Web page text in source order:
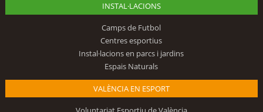
INSTAL·LACIONS
Camps de Futbol
Centres esportius
Instal·lacions en parcs i jardins
Espais Naturals
VALÈNCIA EN ESPORT